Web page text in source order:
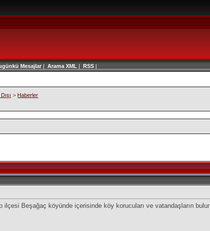
Mesajlar| Arama XML | RSS |
> Haberler
ilçesi Beşağaç köyünde içerisinde köy korucuları ve vatandaşların